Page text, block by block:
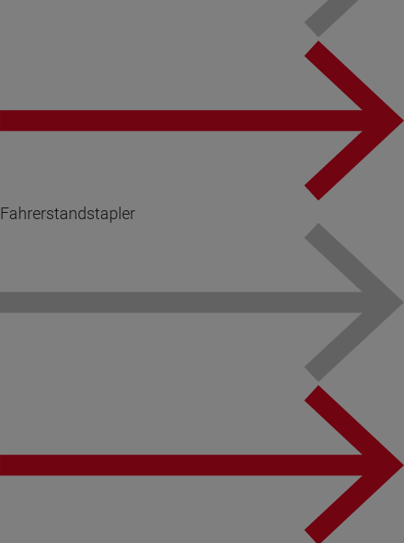
Fahrerstandstapler